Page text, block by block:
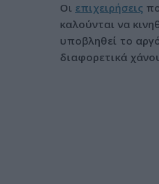
Οι επιχειρήσεις
καλούνται να
υποβληθεί το
διαφορετικά